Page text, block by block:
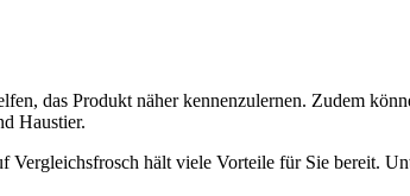
das Produkt näher kennenzulernen. Zudem
Haustier.
Vergleichsfrosch hält viele Vorteile für Sie bereit.